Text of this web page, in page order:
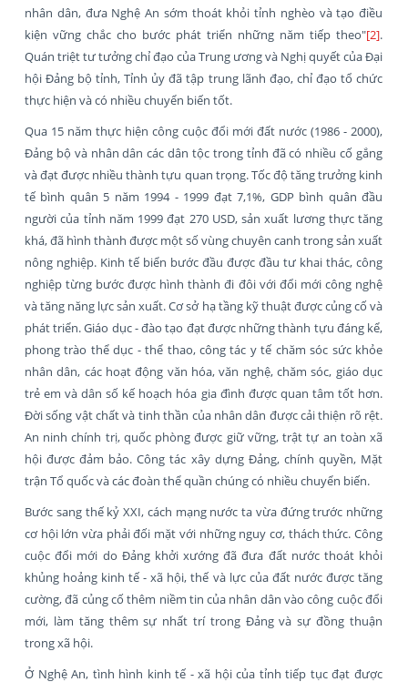
nhân dân, đưa Nghệ An sớm thoát khỏi tỉnh nghèo và tạo điều
kiện vững chắc cho bước phát triển những năm tiếp theo"[2].
Quán triệt tư tưởng chỉ đạo của Trung ương và Nghị quyết của Đại
hội Đảng bộ tỉnh, Tỉnh ủy đã tập trung lãnh đạo, chỉ đạo tổ chức
thực hiện và có nhiều chuyển biến tốt.
Qua 15 năm thực hiện công cuộc đổi mới đất nước (1986 - 2000),
Đảng bộ và nhân dân các dân tộc trong tỉnh đã có nhiều cố gắng
và đạt được nhiều thành tựu quan trọng. Tốc độ tăng trưởng kinh
tế bình quân 5 năm 1994 - 1999 đạt 7,1%, GDP bình quân đầu
người của tỉnh năm 1999 đạt 270 USD, sản xuất lương thực tăng
khá, đã hình thành được một số vùng chuyên canh trong sản xuất
nông nghiệp. Kinh tế biển bước đầu được đầu tư khai thác, công
nghiệp từng bước được hình thành đi đôi với đổi mới công nghệ
và tăng năng lực sản xuất. Cơ sở hạ tầng kỹ thuật được củng cố và
phát triển. Giáo dục - đào tạo đạt được những thành tựu đáng kể,
phong trào thể dục - thể thao, công tác y tế chăm sóc sức khỏe
nhân dân, các hoạt động văn hóa, văn nghệ, chăm sóc, giáo dục
trẻ em và dân số kế hoạch hóa gia đình được quan tâm tốt hơn.
Đời sống vật chất và tinh thần của nhân dân được cải thiện rõ rệt.
An ninh chính trị, quốc phòng được giữ vững, trật tự an toàn xã
hội được đảm bảo. Công tác xây dựng Đảng, chính quyền, Mặt
trận Tổ quốc và các đoàn thể quần chúng có nhiều chuyển biến.
Bước sang thế kỷ XXI, cách mạng nước ta vừa đứng trước những
cơ hội lớn vừa phải đối mặt với những nguy cơ, thách thức. Công
cuộc đổi mới do Đảng khởi xướng đã đưa đất nước thoát khỏi
khủng hoảng kinh tế - xã hội, thế và lực của đất nước được tăng
cường, đã củng cố thêm niềm tin của nhân dân vào công cuộc đổi
mới, làm tăng thêm sự nhất trí trong Đảng và sự đồng thuận
trong xã hội.
Ở Nghệ An, tình hình kinh tế - xã hội của tỉnh tiếp tục đạt được